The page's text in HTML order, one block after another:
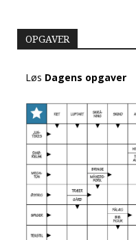
OPGAVER
Løs Dagens opgaver